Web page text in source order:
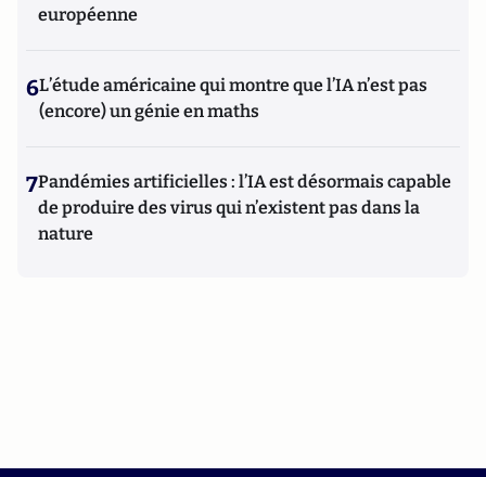
européenne
6L’étude américaine qui montre que l’IA n’est pas
(encore) un génie en maths
7Pandémies artificielles : l’IA est désormais capable
de produire des virus qui n’existent pas dans la
nature